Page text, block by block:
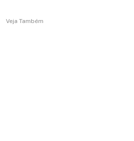
Veja Também